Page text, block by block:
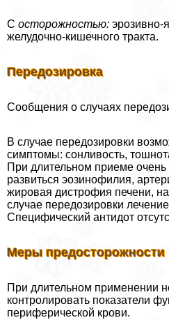
С осторожностью: эрозивно-
желудочно-кишечного тpaкта.
Передозировка
Сообщения о случаях
В случае передозировки
симптомы: сонливость,
При длительном приеме
развиться эозинофилия,
жировая дистрофия печени,
случае передозировки
Специфический антидот
Меры предосторожности
При длительном применении
контролировать показатели
периферической крови.